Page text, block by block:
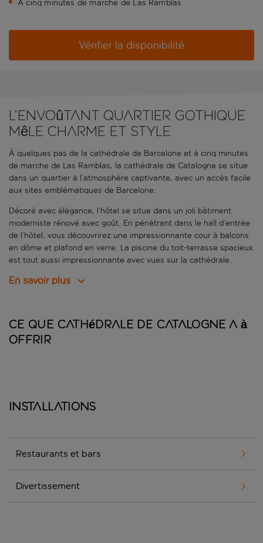
À cinq minutes de marche de Las Ramblas
Vérifier la disponibilité
L’envoûtant quartier gothique
mêle charme et style
À quelques pas de la cathédrale de Barcelone et à cinq minutes
de marche de Las Ramblas, la cathédrale de Catalogne se situe
dans un quartier à l’atmosphère captivante, avec un accès facile
aux sites emblématiques de Barcelone.
Décoré avec élégance, l’hôtel se situe dans un joli bâtiment
moderniste rénové avec goût. En pénétrant dans le hall d’entrée
de l’hôtel, vous découvrirez une impressionnante cour à balcons
en dôme et plafond en verre. La piscine du toit-terrasse spacieux
est tout aussi impressionnante avec vues sur la cathédrale.
En savoir plus
Ce que Cathédrale de Catalogne a à
offrir
Installations
Restaurants et bars
Divertissement